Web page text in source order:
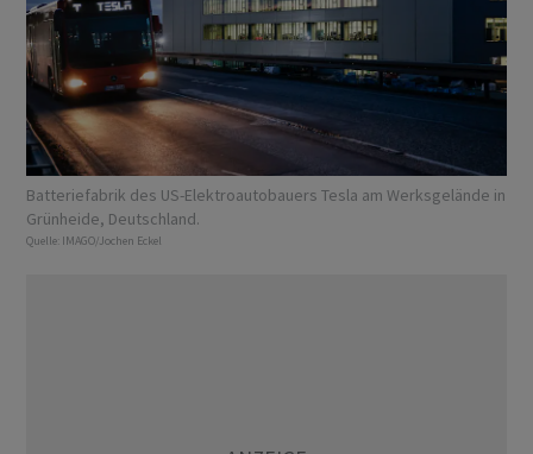
Batteriefabrik des US-Elektroautobauers Tesla am Werksgelände in
Grünheide, Deutschland.
Quelle: IMAGO/Jochen Eckel